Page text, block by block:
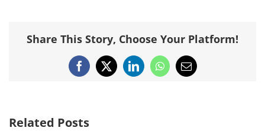
Share This Story, Choose Your Platform!
Facebook
X LinkedInWhatsApp
Email
Related Posts